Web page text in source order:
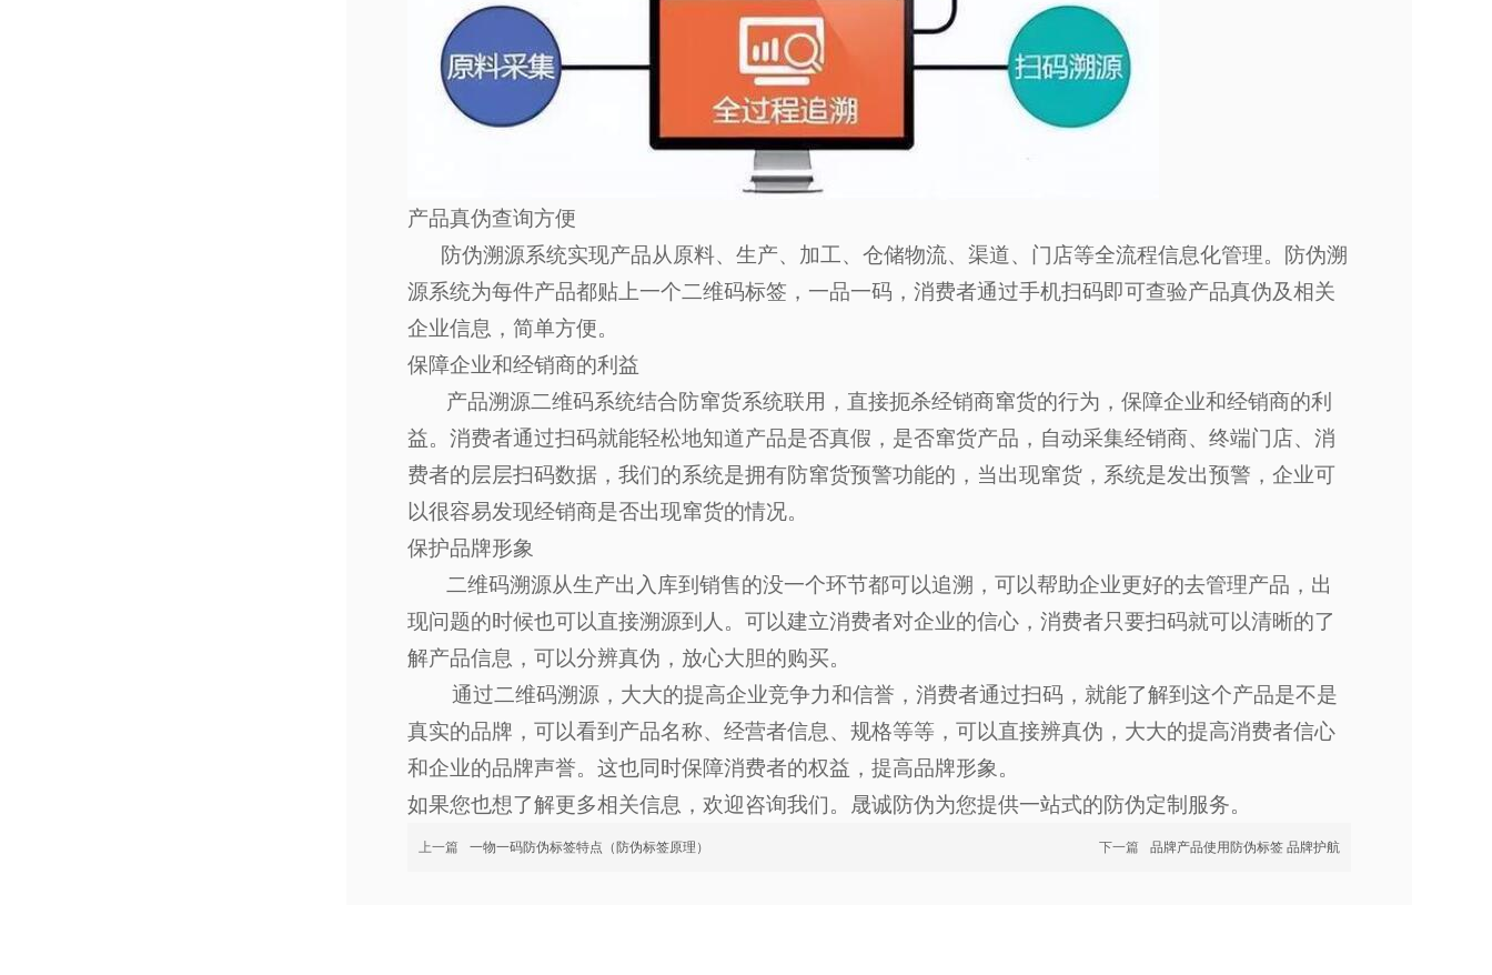
产品真伪查询方便
防伪溯源系统实现产品从原料、生产、加工、仓储物流、渠道、门店等全流程信息化管理。防伪溯
源系统为每件产品都贴上一个二维码标签，一品一码，消费者通过手机扫码即可查验产品真伪及相关
企业信息，简单方便。
保障企业和经销商的利益
产品溯源二维码系统结合防窜货系统联用，直接扼杀经销商窜货的行为，保障企业和经销商的利
益。消费者通过扫码就能轻松地知道产品是否真假，是否窜货产品，自动采集经销商、终端门店、消
费者的层层扫码数据，我们的系统是拥有防窜货预警功能的，当出现窜货，系统是发出预警，企业可
以很容易发现经销商是否出现窜货的情况。
保护品牌形象
二维码溯源从生产出入库到销售的没一个环节都可以追溯，可以帮助企业更好的去管理产品，出
现问题的时候也可以直接溯源到人。可以建立消费者对企业的信心，消费者只要扫码就可以清晰的了
解产品信息，可以分辨真伪，放心大胆的购买。
通过二维码溯源，大大的提高企业竞争力和信誉，消费者通过扫码，就能了解到这个产品是不是
真实的品牌，可以看到产品名称、经营者信息、规格等等，可以直接辨真伪，大大的提高消费者信心
和企业的品牌声誉。这也同时保障消费者的权益，提高品牌形象。
如果您也想了解更多相关信息，欢迎咨询我们。晟诚防伪为您提供一站式的防伪定制服务。
上一篇 一物一码防伪标签特点（防伪标签原理） 下一篇 品牌产品使用防伪标签 品牌护航